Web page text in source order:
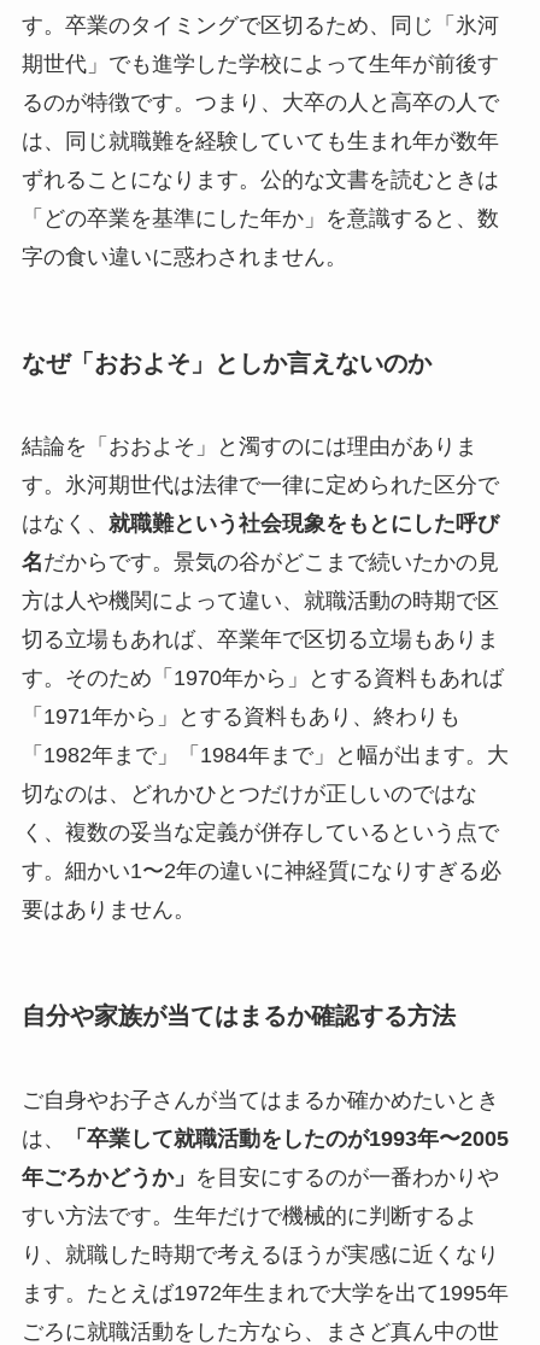
す。卒業のタイミングで区切るため、同じ「氷河
期世代」でも進学した学校によって生年が前後す
るのが特徴です。つまり、大卒の人と高卒の人で
は、同じ就職難を経験していても生まれ年が数年
ずれることになります。公的な文書を読むときは
「どの卒業を基準にした年か」を意識すると、数
字の食い違いに惑わされません。
なぜ「おおよそ」としか言えないのか
結論を「おおよそ」と濁すのには理由がありま
す。氷河期世代は法律で一律に定められた区分で
はなく、 就職難という社会現象をもとにした呼び
名だからです。景気の谷がどこまで続いたかの見
方は人や機関によって違い、就職活動の時期で区
切る立場もあれば、卒業年で区切る立場もありま
す。そのため「1970年から」とする資料もあれば
「1971年から」とする資料もあり、終わりも
「1982年まで」「1984年まで」と幅が出ます。大
切なのは、どれかひとつだけが正しいのではな
く、複数の妥当な定義が併存しているという点で
す。細かい1〜2年の違いに神経質になりすぎる必
要はありません。
自分や家族が当てはまるか確認する方法
ご自身やお子さんが当てはまるか確かめたいとき
は、
「卒業して就職活動をしたのが1993年〜2005
年ごろかどうか」 を目安にするのが一番わかりや
すい方法です。生年だけで機械的に判断するよ
り、就職した時期で考えるほうが実感に近くなり
ます。たとえば1972年生まれで大学を出て1995年
ごろに就職活動をした方なら、まさど真ん中の世